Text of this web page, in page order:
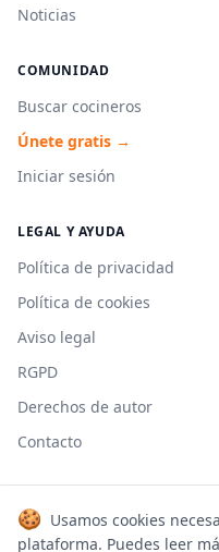
Noticias
COMUNIDAD
Buscar cocineros
Únete gratis →
Iniciar sesión
LEGAL Y AYUDA
Política de privacidad
Política de cookies
Aviso legal
RGPD
Derechos de autor
Contacto
© 2026
🍪 Usamos cookies
plataforma. Puedes leer